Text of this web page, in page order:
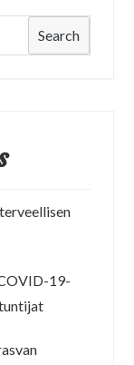
Search
19-